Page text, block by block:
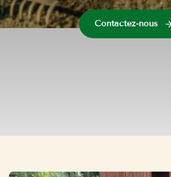
Contactez-nous